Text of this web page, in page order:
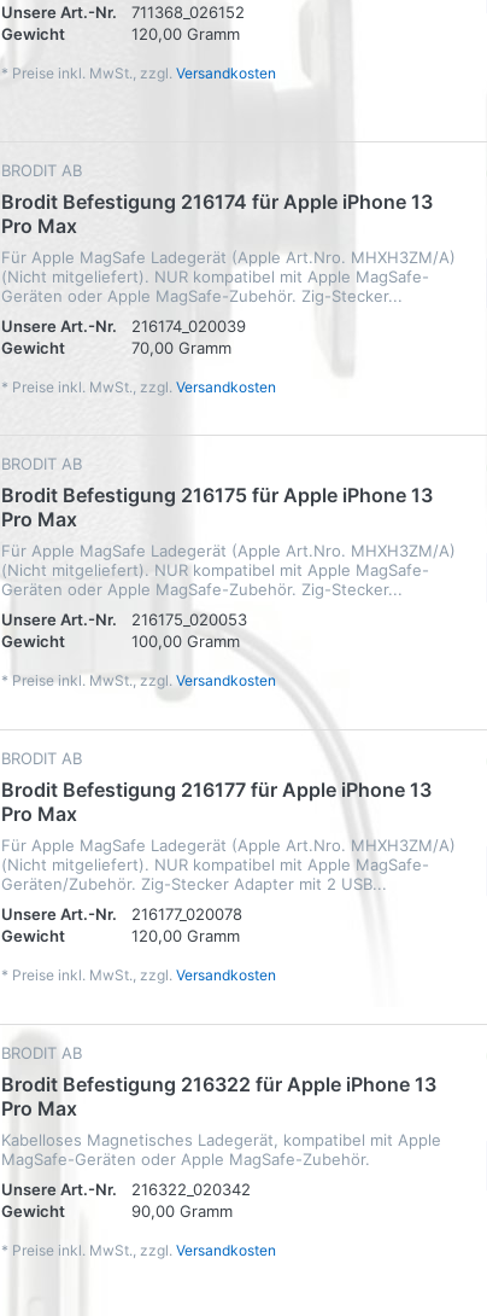
Unsere Art.-Nr.
711368_026152
Gewicht
120,00 Gramm
* Preise inkl. MwSt., zzgl. Versandkosten
BRODIT AB
Brodit Befestigung 216174 für Apple iPhone 13
Pro Max
Für Apple MagSafe Ladegerät (Apple Art.Nro. MHXH3ZM/A)
(Nicht mitgeliefert). NUR kompatibel mit Apple MagSafe-
Geräten oder Apple MagSafe-Zubehör. Zig-Stecker...
Unsere Art.-Nr.
216174_020039
Gewicht
70,00 Gramm
* Preise inkl. MwSt., zzgl. Versandkosten
BRODIT AB
Brodit Befestigung 216175 für Apple iPhone 13
Pro Max
Für Apple MagSafe Ladegerät (Apple Art.Nro. MHXH3ZM/A)
(Nicht mitgeliefert). NUR kompatibel mit Apple MagSafe-
Geräten oder Apple MagSafe-Zubehör. Zig-Stecker...
Unsere Art.-Nr.
216175_020053
Gewicht
100,00 Gramm
* Preise inkl. MwSt., zzgl. Versandkosten
BRODIT AB
Brodit Befestigung 216177 für Apple iPhone 13
Pro Max
Für Apple MagSafe Ladegerät (Apple Art.Nro. MHXH3ZM/A)
(Nicht mitgeliefert). NUR kompatibel mit Apple MagSafe-
Geräten/Zubehör. Zig-Stecker Adapter mit 2 USB...
Unsere Art.-Nr.
216177_020078
Gewicht
120,00 Gramm
* Preise inkl. MwSt., zzgl. Versandkosten
BRODIT AB
Brodit Befestigung 216322 für Apple iPhone 13
Pro Max
Kabelloses Magnetisches Ladegerät, kompatibel mit Apple
MagSafe-Geräten oder Apple MagSafe-Zubehör.
Unsere Art.-Nr.
216322_020342
Gewicht
90,00 Gramm
* Preise inkl. MwSt., zzgl. Versandkosten